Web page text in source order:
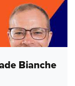
Bianche